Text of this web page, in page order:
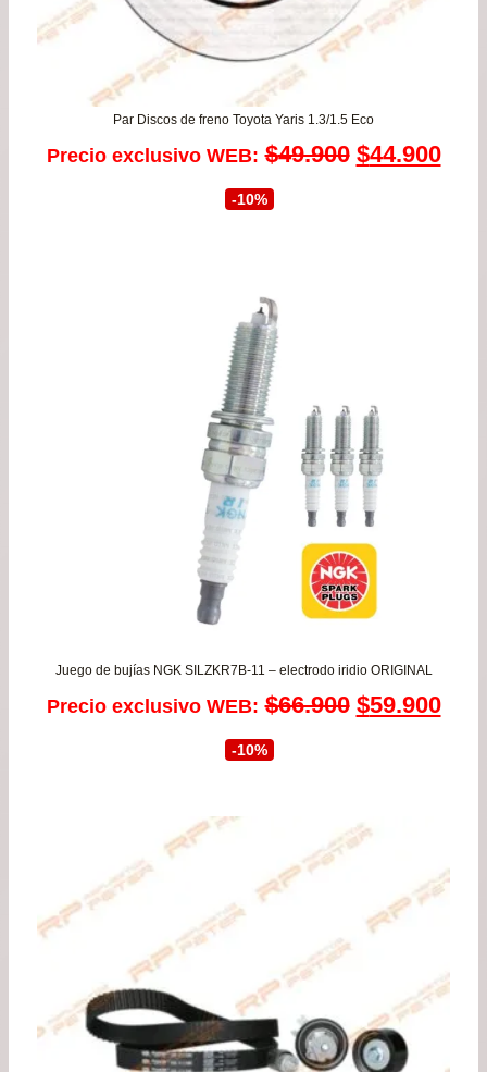
Par Discos de freno Toyota Yaris 1.3/1.5 Eco
Precio exclusivo WEB: $49.900 El
$44.900El
-10%
Juego de bujías NGK SILZKR7B-11 – electrodo iridio ORIGINAL
Precio exclusivo WEB: $66.900 El
era:
$66.900.
$59.900El
-10%